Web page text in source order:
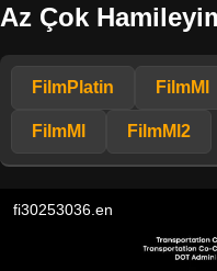
Az Çok
FilmPlatin FilmMl
FilmMl FilmMl2